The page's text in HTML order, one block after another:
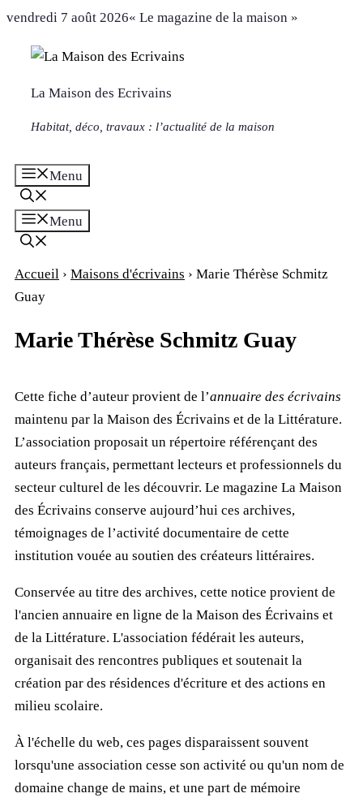
Aller
contenu
vendredi 7 août 2026« Le magazine de la maison »
La Maison des Ecrivains
Habitat, déco, travaux : l’actualité de la maison
Menu
Menu
Accueil › Maisons d'écrivains › Marie Thérèse Schmitz
Guay
Marie Thérèse Schmitz Guay
Cette fiche d’auteur provient de l’annuaire des écrivains
maintenu par la Maison des Écrivains et de la Littérature.
L’association proposait un répertoire référençant des
auteurs français, permettant lecteurs et professionnels du
secteur culturel de les découvrir. Le magazine La Maison
des Écrivains conserve aujourd’hui ces archives,
témoignages de l’activité documentaire de cette
institution vouée au soutien des créateurs littéraires.
Conservée au titre des archives, cette notice provient de
l'ancien annuaire en ligne de la Maison des Écrivains et
de la Littérature. L'association fédérait les auteurs,
organisait des rencontres publiques et soutenait la
création par des résidences d'écriture et des actions en
milieu scolaire.
À l'échelle du web, ces pages disparaissent souvent
lorsqu'une association cesse son activité ou qu'un nom de
domaine change de mains, et une part de mémoire